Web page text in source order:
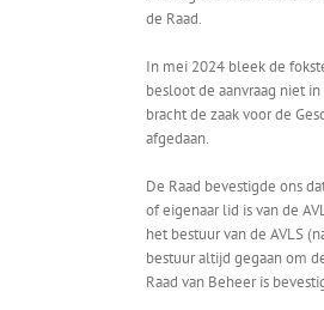
de Raad.
In mei 2024 bleek de
besloot de aanvraag niet
bracht de zaak voor de
afgedaan.
De Raad bevestigde ons
of eigenaar lid is van de
het bestuur van de AVLS
bestuur altijd gegaan om
Raad van Beheer is